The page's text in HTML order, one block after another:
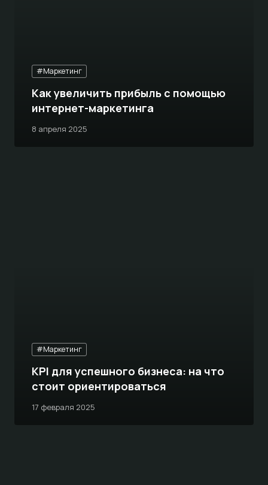
#Маркетинг
8 апреля 2025
Как увеличить прибыль с помощью
интернет-маркетинга
#Маркетинг
17 февраля 2025
KPI для успешного бизнеса: на что
стоит ориентироваться